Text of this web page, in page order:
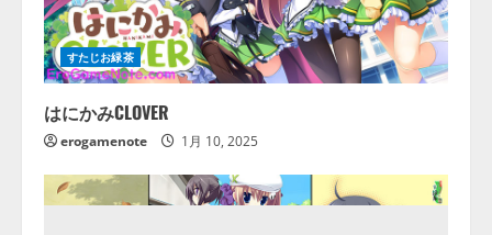
すたじお緑茶
はにかみCLOVER
erogamenote 1月 10, 2025